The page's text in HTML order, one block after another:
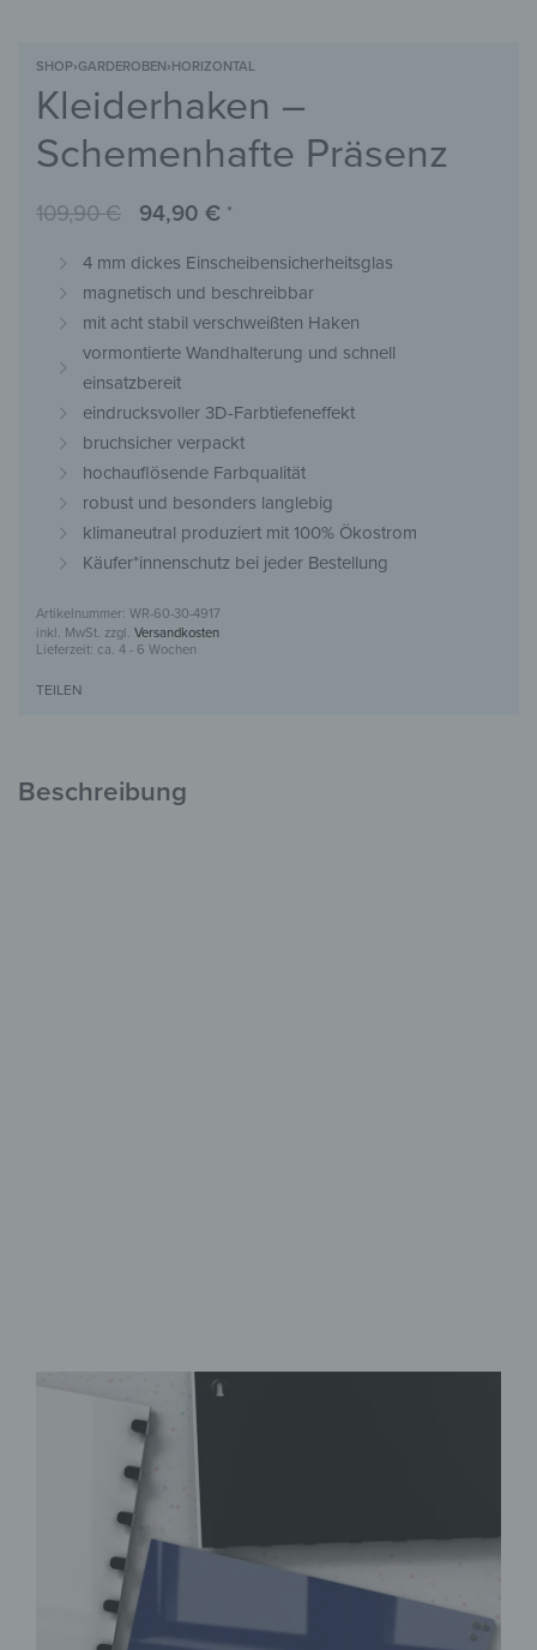
SHOP›GARDEROBEN›HORIZONTAL
Kleiderhaken –
Schemenhafte Präsenz
109,90€ 94,90 € *
4 mm dickes Einscheibensicherheitsglas
magnetisch und beschreibbar
mit acht stabil verschweißten Haken
vormontierte Wandhalterung und schnell
einsatzbereit
eindrucksvoller 3D-Farbtiefeneffekt
bruchsicher verpackt
hochauflösende Farbqualität
robust und besonders langlebig
klimaneutral produziert mit 100% Ökostrom
Käufer*innenschutz bei jeder Bestellung
WR-60-30-4917
inkl. MwSt. zzgl. Versandkosten
Lieferzeit: ca. 4 - 6 Wochen
TEILEN
Beschreibung